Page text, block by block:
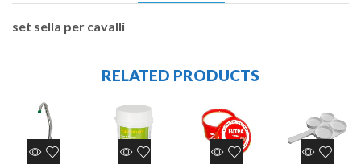
set sella per cavalli
RELATED PRODUCTS